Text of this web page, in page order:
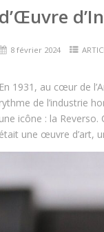
d’Œuvre
8 février 2024
En 1931, au cœur de
rythme de l’industrie
une icône : la
était une œuvre d’art,